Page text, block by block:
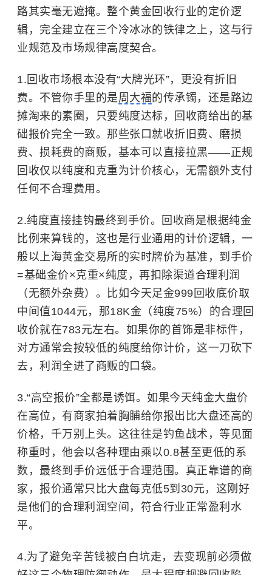
路其实毫无遮掩。整个黄金回收行业的定价逻
辑，完全建立在三个冷冰冰的铁律之上，这与行
业规范及市场规律高度契合。
回收市场根本没有“大牌光环”，更没有折旧
费。不管你手里的是周大福的传承镯，还是路边
摊淘来的素圈，只要纯度达标，回收商给出的基
础报价完全一致。那些张口就收折旧费、磨损
费、损耗费的商贩，基本可以直接拉黑——正规
回收仅以纯度和克重为计价核心，无需额外支付
任何不合理费用。
纯度直接挂钩最终到手价。回收商是根据纯金
比例来算钱的，这也是行业通用的计价逻辑，一
般以上海黄金交易所的实时牌价为基准，到手价
=基础金价×克重×纯度，再扣除渠道合理利润
（无额外杂费）。比如今天足金999回收底价取
中间值1044元，那18K金（纯度75%）的合理回
收价就在783元左右。如果你的首饰是非标件，
对方通常会按较低的纯度给你计价，这一刀砍下
去，利润全进了商贩的口袋。
“高空报价”全都是诱饵。如果今天纯金大盘价
在高位，有商家拍着胸脯给你报出比大盘还高的
价格，千万别上头。这往往是钓鱼战术，等见面
称重时，他会以各种理由乘以0.8甚至更低的系
数，最终到手价远低于合理范围。真正靠谱的商
家，报价通常只比大盘每克低5到30元，这刚好
是他们的合理利润空间，符合行业正常盈利水
平。
为了避免辛苦钱被白白坑走，去变现前必须做